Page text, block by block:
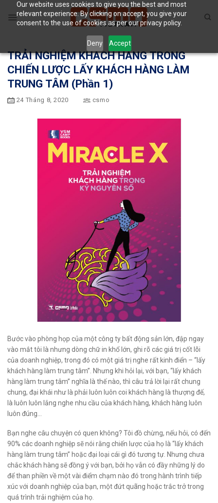
Our website uses cookies to give you the best and most
relevant experience. By clicking on accept, you give your
consent to the use of cookies as per our privacy policy.
Deny Accept
TRẢI NGHIỆM KHÁCH HÀNG TRONG
CHIẾN LƯỢC LẤY KHÁCH HÀNG LÀM
TRUNG TÂM (Phần 1)
24 Tháng 8, 2020 csmo
Bước vào phòng họp của một công ty bất động sản lớn, đập ngay
vào mắt tôi là nhưng dòng chữ in khổ lớn, ghi rõ các giá trị cốt lõi
của doanh nghiệp, trong đó có một giá trị nghe rất kinh điển – “lấy
khách hàng làm trung tâm”. Nhưng khi hỏi lại, với bạn, “lấy khách
hàng làm trung tâm” nghĩa là thế nào, thì câu trả lời lại rất chung
chung, đại khái như là phải luôn luôn coi khách hàng là thượng đế,
là luôn luôn lắng nghe nhu cầu của khách hàng, khách hàng luôn
luôn đúng…
Bạn nghe câu chuyện có quen không? Tôi đồ chừng, nếu hỏi, có đến
90% các doanh nghiệp sẽ nói rằng chiến lược của họ là “lấy khách
hàng làm trung tâm” hoặc đại loại cái gì đó tương tự. Nhưng chưa
chắc khách hàng sẽ đồng ý với bạn, bởi họ vẫn có đầy những lý do
để than phiền về một vài điểm chạm nào đó trong hành trình tiếp
xúc với doanh nghiệp của bạn, một đứt quãng hoặc trắc trở trong
quá trình trải nghiệm của họ.